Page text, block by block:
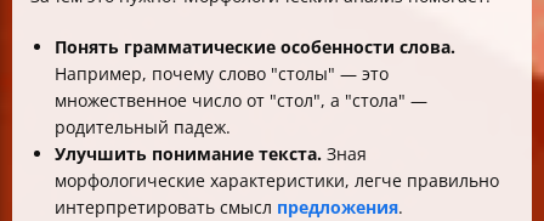
Понять грамматические особенности слова.
Например, почему слово "столы" — это
множественное число от "стол", а "стола" —
родительный падеж.
Улучшить понимание текста. Зная
морфологические характеристики, легче правильно
интерпретировать смысл предложения.